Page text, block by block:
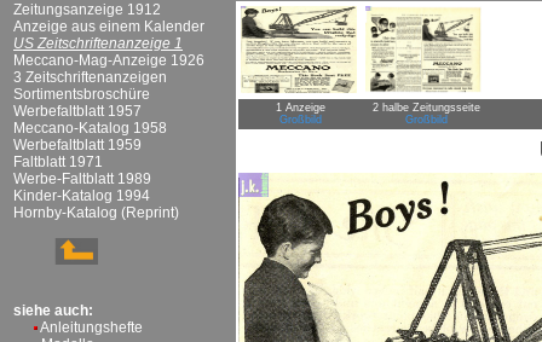
Zeitungsanzeige 1912
Anzeige aus einem Kalender
US Zeitschriftenanzeige 1
Meccano-Mag-Anzeige 1926
3 Zeitschriftenanzeigen
Sortimentsbroschüre
Werbefaltblatt 1957
Meccano-Katalog 1958
Werbefaltblatt 1959
Faltblatt 1971
Werbe-Faltblatt 1989
Kinder-Katalog 1994
Hornby-Katalog (Reprint)
siehe auch:
Anleitungshefte
1 Anzeige
Großbild
2 halbe Zeitungsseite
Großbild